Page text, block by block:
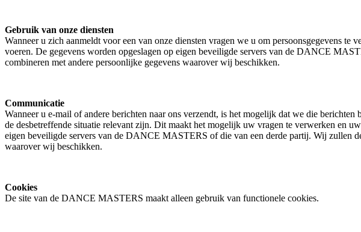
Gebruik van onze diensten
Wanneer u zich aanmeldt voor een van onze diensten vragen we u om persoonsgegevens
voeren. De gegevens worden opgeslagen op eigen beveiligde servers van de DANCE
combineren met andere persoonlijke gegevens waarover wij beschikken.
Communicatie
Wanneer u e-mail of andere berichten naar ons verzendt, is het mogelijk dat we die
de desbetreffende situatie relevant zijn. Dit maakt het mogelijk uw vragen te verwerken en
eigen beveiligde servers van de DANCE MASTERS of die van een derde partij. Wij zullen
waarover wij beschikken.
Cookies
De site van de DANCE MASTERS maakt alleen gebruik van functionele cookies.